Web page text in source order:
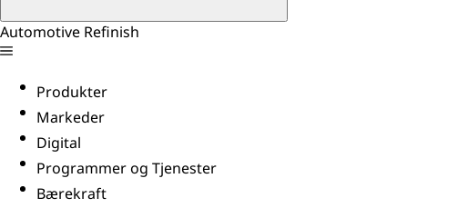
Automotive Refinish
Produkter
Markeder
Digital
Programmer og Tjenester
Bærekraft